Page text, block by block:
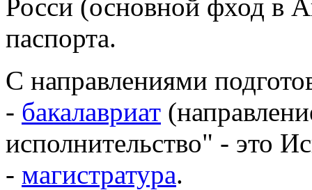
Росси (основной фход в
паспорта.
С направлениями
- бакалавриат
исполнительство" - это
- магистратура.